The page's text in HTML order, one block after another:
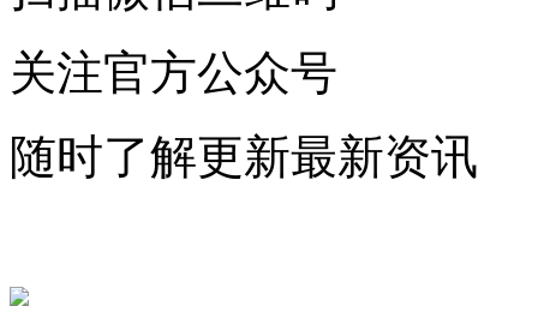
关注官方公众号
随时了解更新最新资讯